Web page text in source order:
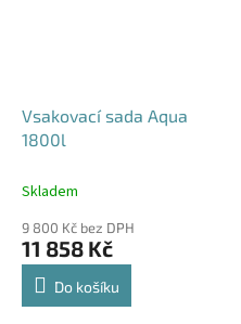
Vsakovací sada Aqua
1800l
Skladem
9 800 Kč bez DPH
11 858 Kč
Do košíku